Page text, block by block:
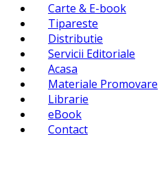
Carte & E-book
Tipareste
Distributie
Servicii Editoriale
Acasa
Materiale Promovare
Librarie
eBook
Contact